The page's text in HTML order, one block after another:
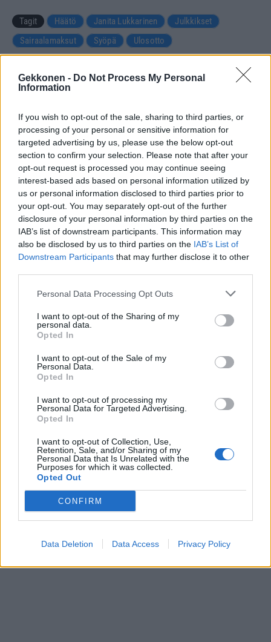
Gekkonen - Do Not Process My Personal
Information
If you wish to opt-out of the sale, sharing to third parties, or
processing of your personal or sensitive information for
targeted advertising by us, please use the below opt-out
section to confirm your selection. Please note that after your
opt-out request is processed you may continue seeing
interest-based ads based on personal information utilized by
us or personal information disclosed to third parties prior to
your opt-out. You may separately opt-out of the further
disclosure of your personal information by third parties on the
IAB’s list of downstream participants. This information may
also be disclosed by us to third parties on the IAB’s List of
Downstream Participants that may further disclose it to other
Personal Data Processing Opt Outs
I want to opt-out of the Sharing of my
personal data.
Opted In
I want to opt-out of the Sale of my
Personal Data.
Opted In
I want to opt-out of processing my
Personal Data for Targeted Advertising.
Opted In
I want to opt-out of Collection, Use,
Retention, Sale, and/or Sharing of my
Personal Data that Is Unrelated with the
Purposes for which it was collected.
Opted Out
CONFIRM
Data Deletion Data Access Privacy Policy
Tagit Häätö Janita Lukkarinen
Julkkikset
Sairaalamaksut
Syöpä Ulosotto
Kommenttiosio
sääntöihin.
✨ Nimikone
KOMMENTTIA